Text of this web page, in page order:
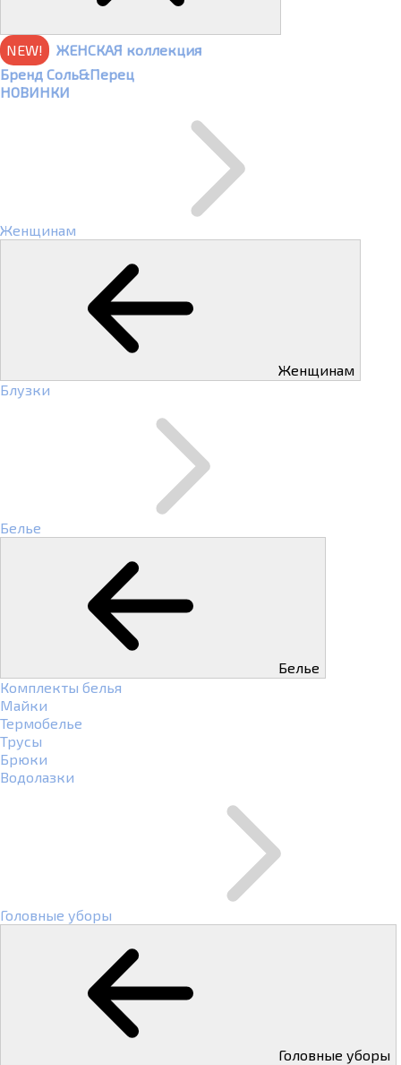
NEW!
ЖЕНСКАЯ коллекция
Бренд Соль&Перец
НОВИНКИ
Женщинам
Женщинам
Блузки
Белье
Белье
Комплекты белья
Майки
Термобелье
Трусы
Брюки
Водолазки
Головные уборы
Головные уборы